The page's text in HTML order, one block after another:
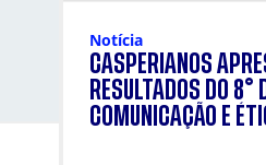
Notícia
CASPERIANOS
RESULTADOS DO 8°
COMUNICAÇÃO E